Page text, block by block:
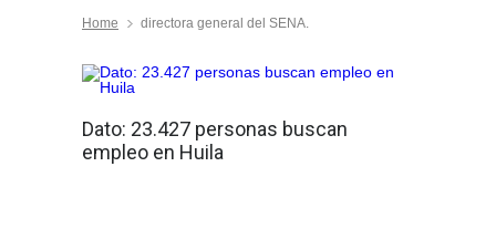
Home directora general del SENA.
Dato: 23.427 personas buscan
empleo en Huila